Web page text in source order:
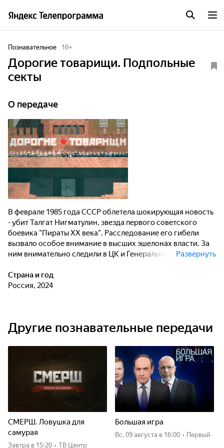
Познавательное 16+
Дорогие товарищи. Подпольные
секты
О передаче
В феврале 1985 года СССР облетела шокирующая новость
- убит Талгат Нигматулин, звезда первого советского
боевика "Пираты ХХ века". Расследование его гибели
вызвало особое внимание в высших эшелонах власти. За
ним внимательно следили в ЦК и Генеральной
казались многие обстоятельства произошедшего. Страну
накрыла волна слухов о том, что с кумиром миллионов
с ними боролась советская власть?
Участники: сын Талгата Нигматулина Саид Нигматулин,
режиссёр Николай Глинский, Юрий Чернов, Алла Данько,
Сергей Ломакин, Фёдор Раззаков, писатель, историк
спецслужб Сергей Холодов, общественный деятель
Валентин Лебедев, полковник милиции в отставке
Евгений Черноусов, сотрудник института
востоковедения РАН Сергей Филатов.
Развернуть
Страна и год
Россия, 2024
Другие познавательные передачи
СМЕРШ. Ловушка для
самурая
Завтра в 15:20 • ТВ Центр
Большая игра
вс, 09 августа в 16:00 • Первый